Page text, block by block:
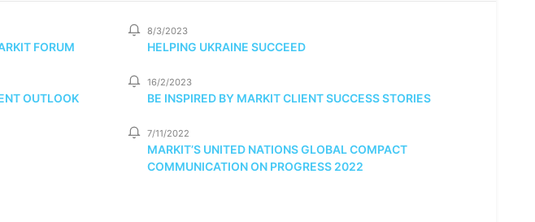
FORUM
8/3/2023
HELPING UKRAINE SUCCEED
OUTLOOK
16/2/2023
BE INSPIRED BY MARKIT CLIENT SUCCESS STORIES
7/11/2022
MARKIT’S UNITED NATIONS GLOBAL COMPACT
COMMUNICATION ON PROGRESS 2022